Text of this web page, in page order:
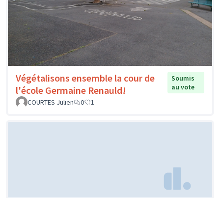
Végétalisons ensemble la cour de
l'école Germaine Renauld!
Soumis
au vote
COURTES Julien
0 1